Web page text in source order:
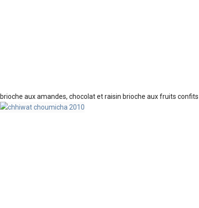
brioche aux amandes, chocolat et raisin brioche aux fruits confits